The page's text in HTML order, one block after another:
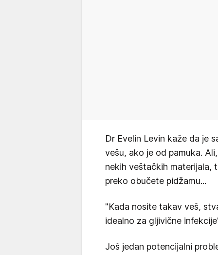
Dr Evelin Levin kaže da je
vešu, ako je od pamuka.
nekih veštačkih materijala,
preko obučete pidžamu...
"Kada nosite takav veš,
idealno za gljivične
Još jedan potencijalni